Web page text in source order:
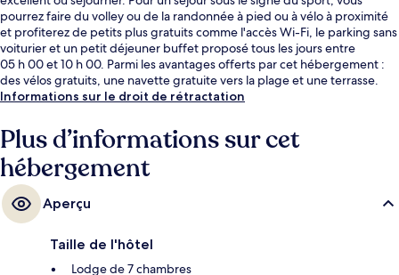
pourrez faire du volley ou de la randonnée à pied ou à vélo à proximité
et profiterez de petits plus gratuits comme l'accès Wi-Fi, le parking sans
voiturier et un petit déjeuner buffet proposé tous les jours entre
05 h 00 et 10 h 00. Parmi les avantages offerts par cet hébergement :
des vélos gratuits, une navette gratuite vers la plage et une terrasse.
Informations sur le droit de rétractation
Plus d’informations sur cet
hébergement
Aperçu
Taille de l'hôtel
Lodge de 7 chambres